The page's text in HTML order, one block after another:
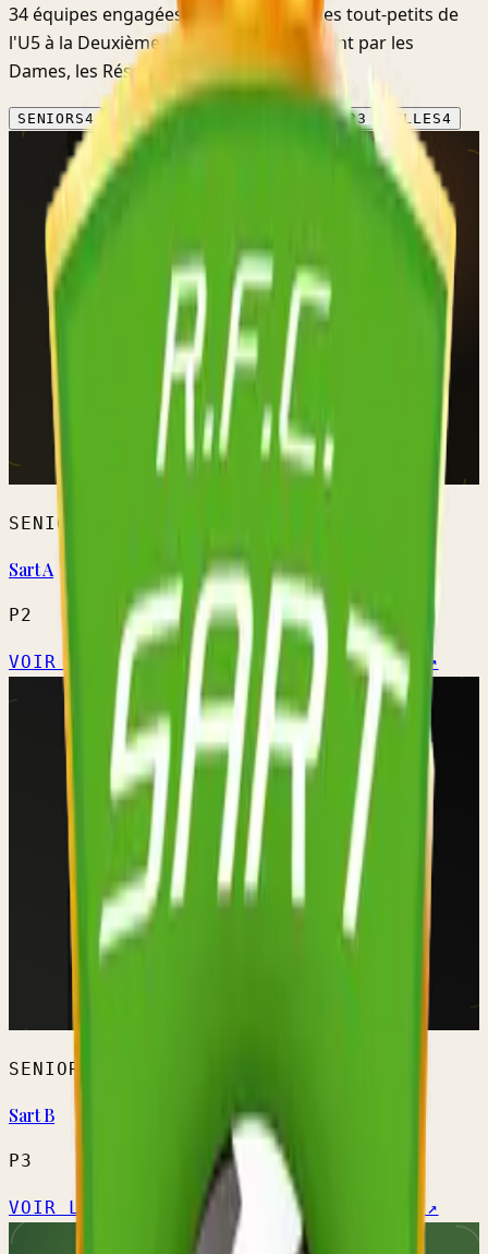
34équipes engagées cette saison — des tout-petits de
l'U5à la Deuxième provinciale
, en passant par les
Dames, les Réserves et les Vétérans.
SENIORS4 DAMES2 JEUNES23 FILLES4
SENIORS HOMMES
Sart A
P2
VOIR L'ÉQUIPE → CALENDRIER OFFICIEL ↗
SENIORS HOMMES
Sart B
P3
VOIR L'ÉQUIPE → CALENDRIER OFFICIEL ↗